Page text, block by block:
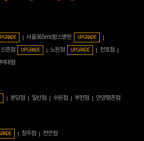
서울365mc람스병원 UPGRADE
신촌점 UPGRADE 노원점 UPGRADE
천호점
대점
분당점 일산점 수원점 부천점 안양평촌점
청주점 천안점